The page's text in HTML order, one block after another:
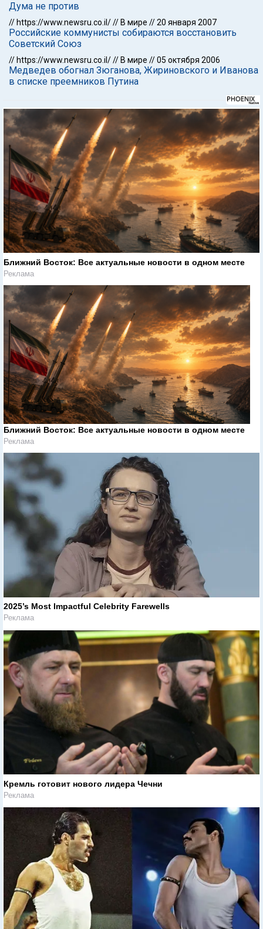
Дума не против
// https://www.newsru.co.il/// В мире //20 января 2007
Российские коммунисты собираются восстановить
Советский Союз
// https://www.newsru.co.il/// В мире //05 октября 2006
Медведев обогнал Зюганова, Жириновского и Иванова
в списке преемников Путина
Ближний Восток: Все актуальные новости в одном месте
Реклама
Ближний Восток: Все актуальные новости в одном месте
Реклама
2025’s Most Impactful Celebrity Farewells
Реклама
Кремль готовит нового лидера Чечни
Реклама